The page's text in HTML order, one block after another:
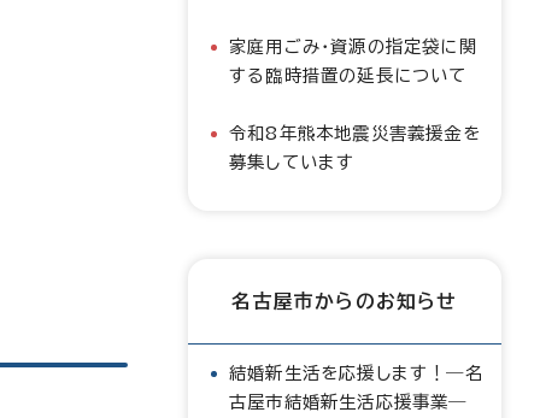
家庭用ごみ・資源の指定袋に関
する臨時措置の延長について
令和8年熊本地震災害義援金を
募集しています
名古屋市からのお知らせ
結婚新生活を応援します！―名
古屋市結婚新生活応援事業―